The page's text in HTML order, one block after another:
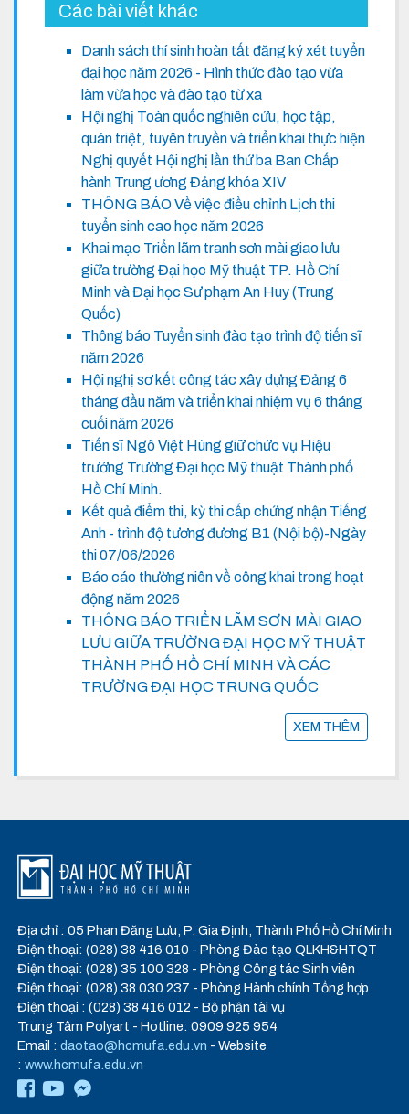
Các bài viết khác
Danh sách thí sinh hoàn tất đăng ký xét tuyển
đại học năm 2026 - Hình thức đào tạo vừa
làm vừa học và đào tạo từ xa
Hội nghị Toàn quốc nghiên cứu, học tập,
quán triệt, tuyên truyền và triển khai thực hiện
Nghị quyết Hội nghị lần thứ ba Ban Chấp
hành Trung ương Đảng khóa XIV
THÔNG BÁO Về việc điều chỉnh Lịch thi
tuyển sinh cao học năm 2026
Khai mạc Triển lãm tranh sơn mài giao lưu
giữa trường Đại học Mỹ thuật TP. Hồ Chí
Minh và Đại học Sư phạm An Huy (Trung
Quốc)
Thông báo Tuyển sinh đào tạo trình độ tiến sĩ
năm 2026
Hội nghị sơ kết công tác xây dựng Đảng 6
tháng đầu năm và triển khai nhiệm vụ 6 tháng
cuối năm 2026
Tiến sĩ Ngô Việt Hùng giữ chức vụ Hiệu
trưởng Trường Đại học Mỹ thuật Thành phố
Hồ Chí Minh.
Kết quả điểm thi, kỳ thi cấp chứng nhận Tiếng
Anh - trình độ tương đương B1 (Nội bộ)-Ngày
thi 07/06/2026
Báo cáo thường niên về công khai trong hoạt
động năm 2026
THÔNG BÁO TRIỂN LÃM SƠN MÀI GIAO
LƯU GIỮA TRƯỜNG ĐẠI HỌC MỸ THUẬT
THÀNH PHỐ HỒ CHÍ MINH VÀ CÁC
TRƯỜNG ĐẠI HỌC TRUNG QUỐC
XEM THÊM
Địa chỉ : 05 Phan Đăng Lưu, P. Gia Định, Thành Phố Hồ Chí Minh
Điện thoại: (028) 38 416 010 - Phòng Đào tạo QLKH&HTQT
Điện thoại: (028) 35 100 328 - Phòng Công tác Sinh viên
Điện thoại: (028) 38 030 237 - Phòng Hành chính Tổng hợp
Điện thoại : (028) 38 416 012 - Bộ phận tài vụ
Trung Tâm Polyart - Hotline: 0909 925 954
Email : daotao@hcmufa.edu.vn - Website
: www.hcmufa.edu.vn